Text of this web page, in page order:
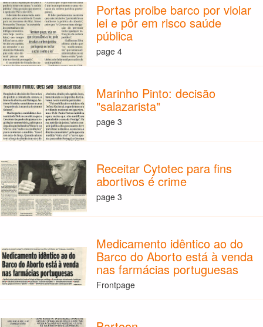
Portas proibe barco por violar
lei e pôr em risco saúde
pública
page 4
Marinho Pinto: decisão
"salazarista"
page 3
Receitar Cytotec para fins
abortivos é crime
page 3
Medicamento idêntico ao do
Barco do Aborto está à venda
nas farmácias portuguesas
Frontpage